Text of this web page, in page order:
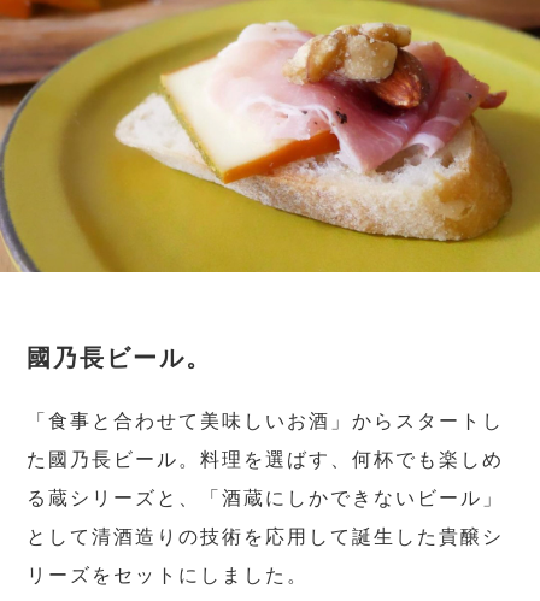
國乃長ビール。
「食事と合わせて美味しいお酒」からスタートし
た國乃長ビール。料理を選ばす、何杯でも楽しめ
る蔵シリーズと、「酒蔵にしかできないビール」
として清酒造りの技術を応用して誕生した貴醸シ
リーズをセットにしました。